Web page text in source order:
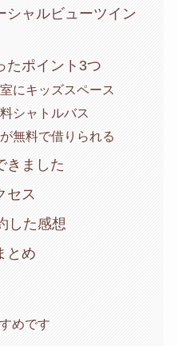
シャルビューツイン
たポイント3つ
にキッズスペース
シャトルバス
無料で借りられる
きました
セス
した感想
とめ
めです